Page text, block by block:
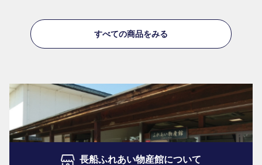
すべての商品をみる
長船ふれあい物産館について